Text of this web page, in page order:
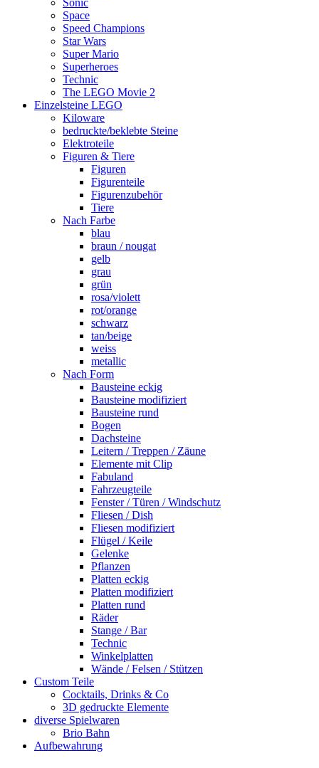
Space
Speed Champions
Star Wars
Super Mario
Superheroes
Technic
The LEGO Movie 2
Einzelsteine LEGO
Kiloware
bedruckte/beklebte Steine
Elektroteile
Figuren & Tiere
Figuren
Figurenteile
Figurenzubehör
Tiere
Nach Farbe
blau
braun / nougat
gelb
grau
grün
rosa/violett
rot/orange
schwarz
tan/beige
weiss
metallic
Nach Form
Bausteine eckig
Bausteine modifiziert
Bausteine rund
Bogen
Dachsteine
Leitern / Treppen / Zäune
Elemente mit Clip
Fabuland
Fahrzeugteile
Fenster / Türen / Windschutz
Fliesen / Dish
Fliesen modifiziert
Flügel / Keile
Gelenke
Pflanzen
Platten eckig
Platten modifiziert
Platten rund
Räder
Stange / Bar
Technic
Winkelplatten
Wände / Felsen / Stützen
Custom Teile
Cocktails, Drinks & Co
3D gedruckte Elemente
diverse Spielwaren
Brio Bahn
Aufbewahrung